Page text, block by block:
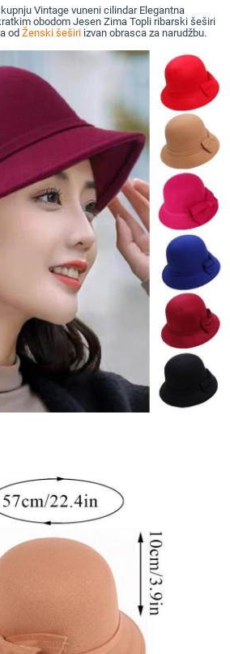
Vintage vuneni cilindar Elegantna
obodom Jesen Zima Topli ribarski šeširi
od Ženski šeširi izvan obrasca za narudžbu.